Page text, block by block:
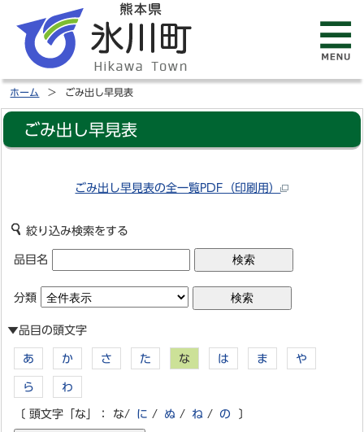
ホーム ごみ出し早見表
ごみ出し早見表
ごみ出し早見表の全一覧PDF（印刷用）
絞り込み検索をする
品目名
分類
▼品目の頭文字
あ か さ た な は ま や
ら わ
〔 頭文字「な」： な/ に / ぬ / ね / の 〕